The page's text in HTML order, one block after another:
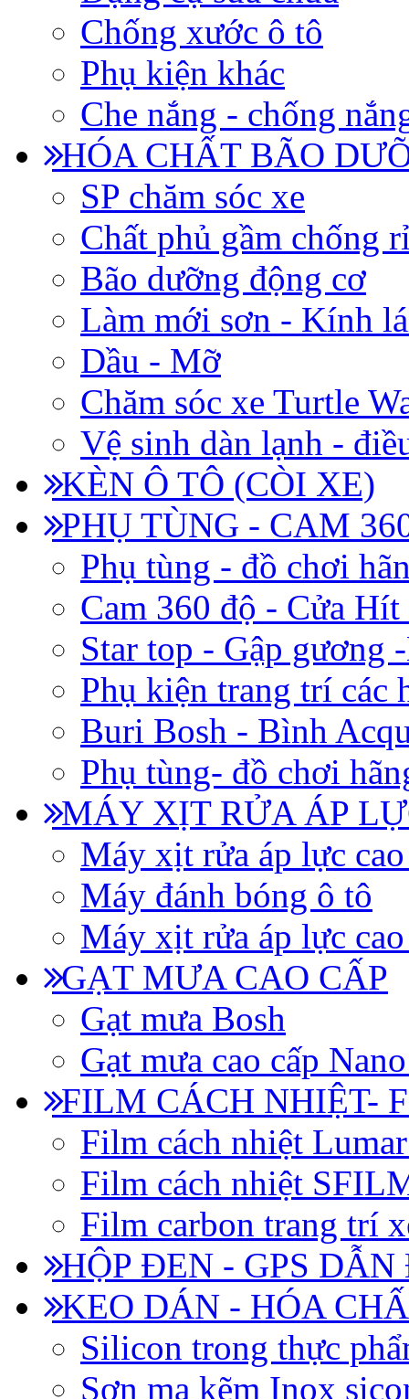
Chống xước ô tô
Phụ kiện khác
Che nắng - chống
HÓA CHẤT BÃO
SP chăm sóc xe
Chất phủ gầm chống
Bão dưỡng động cơ
Làm mới sơn - Kính
Dầu - Mỡ
Chăm sóc xe Turtle
Vệ sinh dàn lạnh -
KÈN Ô TÔ (CÒI XE)
PHỤ TÙNG - CAM
Phụ tùng - đồ chơi
Cam 360 độ - Cửa
Star top - Gập gương
Phụ kiện trang trí các
Buri Bosh - Bình
Phụ tùng- đồ chơi
MÁY XỊT RỬA ÁP
Máy xịt rửa áp lực
Máy đánh bóng ô tô
Máy xịt rửa áp lực
GẠT MƯA CAO CẤP
Gạt mưa Bosh
Gạt mưa cao cấp
FILM CÁCH NHIỆT-
Film cách nhiệt
Film cách nhiệt
Film carbon trang trí
HỘP ĐEN - GPS DẪN
KEO DÁN - HÓA
Silicon trong thực
Sơn mạ kẽm Inox